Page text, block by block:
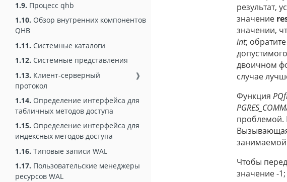
1.9. Процесс qhb
1.10. Обзор внутренних компонентов
QHB
1.11. Системные каталоги
1.12. Системные представления
1.13. Клиент-серверный
протокол
❱
1.14. Определение интерфейса для
табличных методов доступа
1.15. Определение интерфейса для
индексных методов доступа
1.16. Типовые записи WAL
1.17. Пользовательские менеджеры
ресурсов WAL
результат,
значение
значении,
int;
двоичном
случае
Функция
проблемой.
занимаемой
Чтобы
значение -